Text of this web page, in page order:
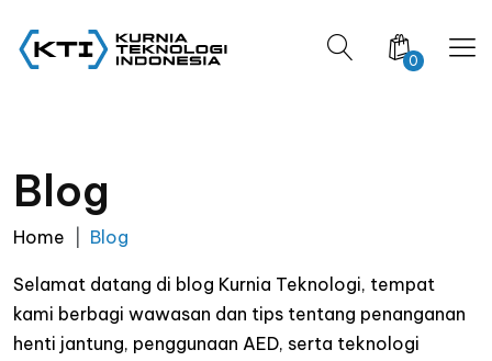
0
Blog
Home Blog
Selamat datang di blog Kurnia Teknologi, tempat
kami berbagi wawasan dan tips tentang penanganan
henti jantung, penggunaan AED, serta teknologi